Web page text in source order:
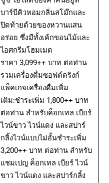
บาร์บีคิวหอมกลิ่นสโม๊กและ
ปิดท้ายด้วยของหวานแสน
อร่อย ซึ่งมีทั้งเค้กขอนไม้และ
ไอศกรีมโฮมเมด
ราคา 3,099++ บาท ต่อท่าน
รวมเครื่องดื่มซอฟต์ดริงก์
แพ็คเกจเครื่องดื่มเพิ่ม
เติม:ชำระเพิ่ม 1,800++ บาท
ต่อท่าน สำหรับค็อกเทล เบียร์
ไวน์ขาว ไวน์แดง และสปาร์
กลิ้งไวน์แบบไม่อั้นชำระเพิ่ม
3,200++ บาท ต่อท่าน สำหรับ
แชมเปญ ค็อกเทล เบียร์ ไวน์
ขาว ไวน์แดง และสปาร์กลิ้ง